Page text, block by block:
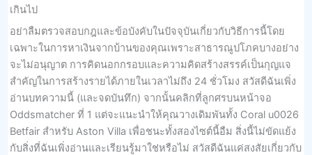
เกินไป
อย่าลืมตรวจสอบกฎและข้อบังคับในปัจจุบันเกี่ยวกับวิธีการนี้โดย
เฉพาะในการหาเงินจากบ้านของคุณเพราะสาธารณูปโภคบางอย่าง
จะไม่อนุญาต การคิดนอกกรอบและความคิดสร้างสรรค์เป็นกุญแจ
สำคัญในการสร้างรายได้ภายในเวลาไม่ถึง 24 ชั่วโมง สวัสดีฉันเพิ่ง
อ่านบทความนี้ (และจดบันทึก) จากนั้นคลิกที่ลูกศรบนหน้าจอ
Oddsmatcher ที่ 1 แต่จะแนะนำให้คุณวางเดิมพันทั้ง Coral u0026
Betfair สำหรับ Aston Villa เพื่อชนะทั้งสองไซต์นี้อืม สิ่งนี้ไม่ขัดแย้ง
กับสิ่งที่ฉันเพิ่งอ่านและเรียนรู้มาใช่หรือไม่ สวัสดีฉันแค่สงสัยเกี่ยวกับ